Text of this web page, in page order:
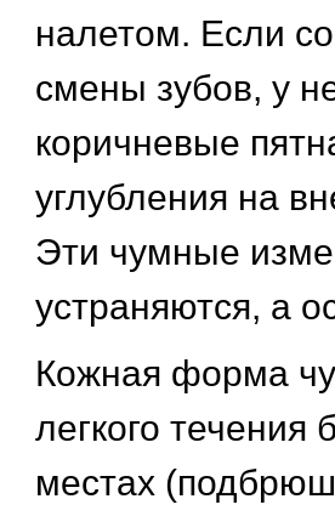
налетом. Если
смены зубов, у
коричневые
углубления на
Эти чумные
устраняются, а
Кожная форма
легкого
местах